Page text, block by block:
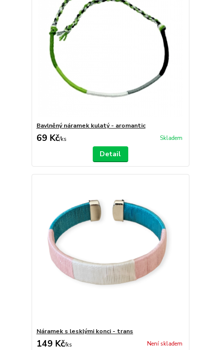
Bavlněný náramek kulatý - aromantic
69 Kč/ks Skladem
Detail
Náramek s lesklými konci - trans
149 Kč/ks Není skladem